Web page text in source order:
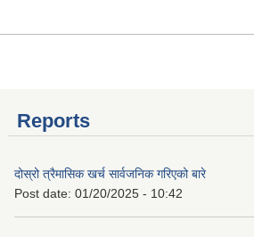
Reports
दोस्रो त्रैमासिक खर्च सार्वजनिक गरिएको बारे
Post date: 01/20/2025 - 10:42